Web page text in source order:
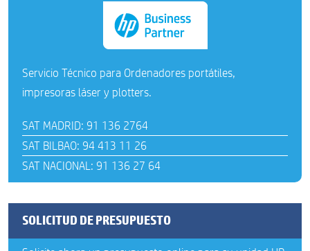
Servicio Técnico para Ordenadores portátiles,
impresoras láser y plotters.
SAT MADRID: 91 136 2764
SAT BILBAO: 94 413 11 26
SAT NACIONAL: 91 136 27 64
SOLICITUD DE PRESUPUESTO